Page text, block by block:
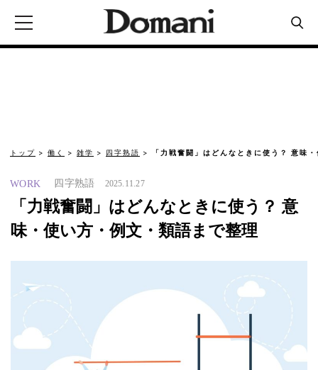
トップ 働く 雑学 四字熟語 「力戦奮闘」はどんなときに使う？ 意味
WORK 四字熟語 2025.11.27
「力戦奮闘」はどんなときに使う？ 意
味・使い方・例文・類語まで整理